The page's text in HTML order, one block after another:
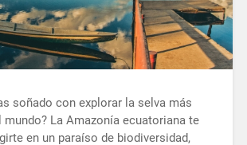
soñado con explorar la selva más
mundo? La Amazonía ecuatoriana te
en un paraíso de biodiversidad,